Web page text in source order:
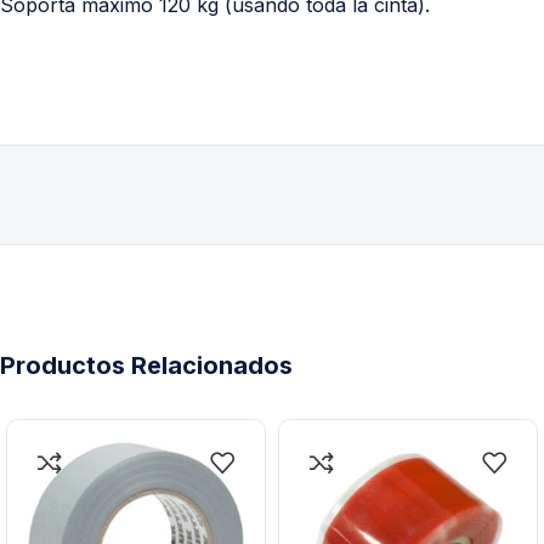
Productos Relacionados